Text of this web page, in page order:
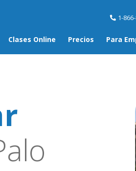
1-
Clases Online Precios Para